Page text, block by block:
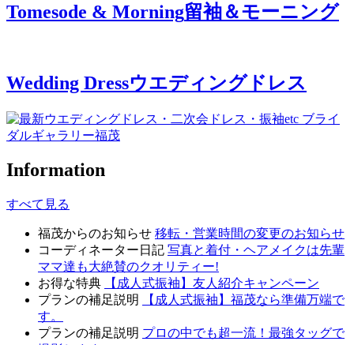
Tomesode & Morning留袖＆モーニング
Wedding Dressウエディングドレス
Information
すべて見る
福茂からのお知らせ 移転・営業時間の変更のお知らせ
コーディネーター日記 写真と着付・ヘアメイクは先輩
ママ達も大絶賛のクオリティー!
お得な特典
【成人式振袖】友人紹介キャンペーン
プランの補足説明
【成人式振袖】福茂なら準備万端で
す。
プランの補足説明 プロの中でも超一流！最強タッグで